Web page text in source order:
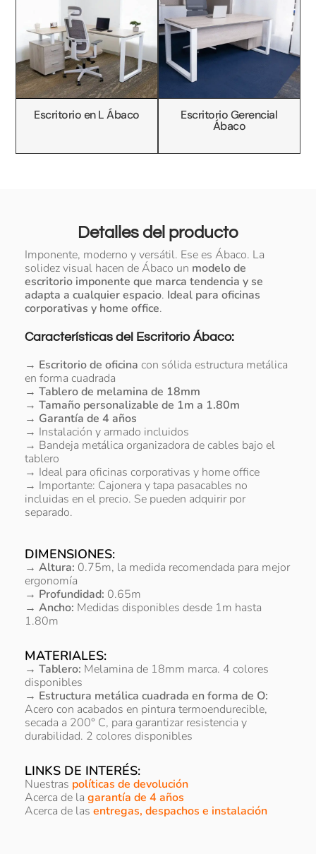
Escritorio en L Ábaco Escritorio Gerencial
Ábaco
Detalles del producto
Imponente, moderno y versátil. Ese es Ábaco. La
solidez visual hacen de Ábaco un modelo de
escritorio imponente que marca tendencia y se
adapta a cualquier espacio. Ideal para oficinas
corporativas y home office.
Características del Escritorio Ábaco:
→ Escritorio de oficina con sólida estructura metálica
en forma cuadrada
→ Tablero de melamina de 18mm
→ Tamaño personalizable de 1m a 1.80m
→ Garantía de 4 años
→ Instalación y armado incluidos
→ Bandeja metálica organizadora de cables bajo el
tablero
→ Ideal para oficinas corporativas y home office
→ Importante: Cajonera y tapa pasacables no
incluidas en el precio. Se pueden adquirir por
separado.
DIMENSIONES:
→ Altura: 0.75m, la medida recomendada para mejor
ergonomía
→ Profundidad: 0.65m
→ Ancho: Medidas disponibles desde 1m hasta
1.80m
MATERIALES:
→ Tablero: Melamina de 18mm marca. 4 colores
disponibles
→ Estructura metálica cuadrada en forma de O:
Acero con acabados en pintura termoendurecible,
secada a 200° C, para garantizar resistencia y
durabilidad. 2 colores disponibles
LINKS DE INTERÉS:
Nuestras políticas de devolución
Acerca de la garantía de 4 años
Acerca de las entregas, despachos e instalación